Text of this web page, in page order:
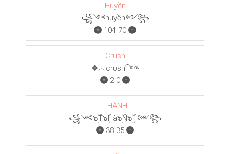
Huyền
꧁༺huyền༻꧂
104 70
Crush
❖︵crυѕн⁀ᶦᵈᵒᶫ
2 0
THÀNH
꧁༺๖ۣۜT๖ۣۜHà๖ۣۜN๖ۣۜH༻꧂
38 35